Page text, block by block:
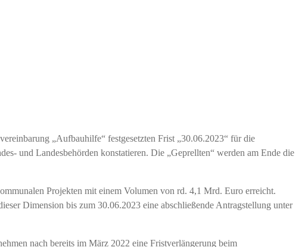
„Aufbauhilfe“ festgesetzten Frist „30.06.2023“ für die
und Landesbehörden konstatieren. Die „Geprellten“ werden am Ende die
Projekten mit einem Volumen von rd. 4,1 Mrd. Euro erreicht.
Dimension bis zum 30.06.2023 eine abschließende Antragstellung unter
nach bereits im März 2022 eine Fristverlängerung beim